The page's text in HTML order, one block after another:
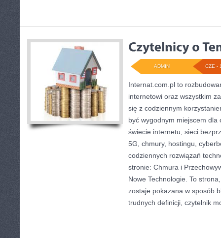
CZE -
ADMIN
Internat.com.pl to
internetowi oraz wszystkim
się z codziennym
być wygodnym miejscem
świecie internetu, sieci
5G, chmury, hostingu,
codziennych rozwiązań
stronie: Chmura i
Nowe Technologie. To
zostaje pokazana w sposób
trudnych definicji, czytelnik